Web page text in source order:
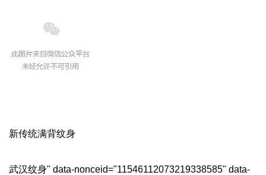
新传统满背纹身
武汉纹身" data-nonceid="11546112073219338585" data-